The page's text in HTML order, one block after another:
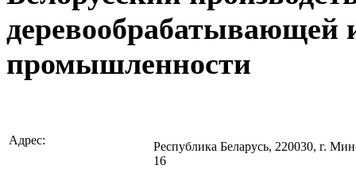
деревообрабатывающей
промышленности
Адрес:
Республика Беларусь, 220030, г.
16